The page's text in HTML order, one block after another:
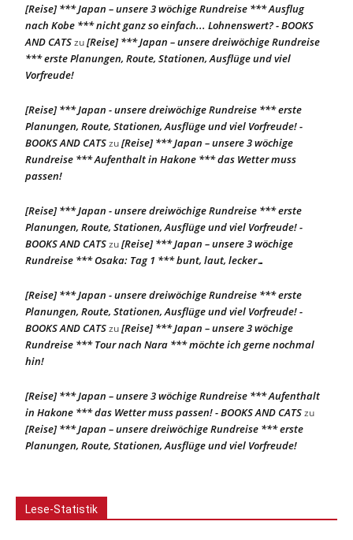
[Reise] *** Japan – unsere 3 wöchige Rundreise *** Ausflug
nach Kobe *** nicht ganz so einfach... Lohnenswert? - BOOKS
AND CATSzu[Reise] *** Japan – unsere dreiwöchige Rundreise
*** erste Planungen, Route, Stationen, Ausflüge und viel
Vorfreude!
[Reise] *** Japan - unsere dreiwöchige Rundreise *** erste
Planungen, Route, Stationen, Ausflüge und viel Vorfreude! -
BOOKS AND CATSzu[Reise] *** Japan – unsere 3 wöchige
Rundreise *** Aufenthalt in Hakone *** das Wetter muss
passen!
[Reise] *** Japan - unsere dreiwöchige Rundreise *** erste
Planungen, Route, Stationen, Ausflüge und viel Vorfreude! -
BOOKS AND CATSzu[Reise] *** Japan – unsere 3 wöchige
Rundreise *** Osaka: Tag 1 *** bunt, laut, lecker…
[Reise] *** Japan - unsere dreiwöchige Rundreise *** erste
Planungen, Route, Stationen, Ausflüge und viel Vorfreude! -
BOOKS AND CATSzu[Reise] *** Japan – unsere 3 wöchige
Rundreise *** Tour nach Nara *** möchte ich gerne nochmal
hin!
[Reise] *** Japan – unsere 3 wöchige Rundreise *** Aufenthalt
in Hakone *** das Wetter muss passen! - BOOKS AND CATSzu
[Reise] *** Japan – unsere dreiwöchige Rundreise *** erste
Planungen, Route, Stationen, Ausflüge und viel Vorfreude!
Lese-Statistik